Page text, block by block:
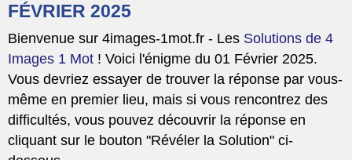
FÉVRIER 2025
Bienvenue sur 4images-1mot.fr - Les Solutions de 4
Images 1 Mot ! Voici l'énigme du 01 Février 2025.
Vous devriez essayer de trouver la réponse par vous-
même en premier lieu, mais si vous rencontrez des
difficultés, vous pouvez découvrir la réponse en
cliquant sur le bouton "Révéler la Solution" ci-